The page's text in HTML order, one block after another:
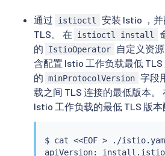
通过 istioctl
安装 Istio ，
TLS。 在
istioctl install
的
IstioOperator
自定义资
含配置 Istio 工作负载最低 TLS
的 minProtocolVersion 字段
载之间 TLS 连接的最低版本。
Istio 工作负载的最低 TLS 版本
$ cat <<EOF > ./
apiVersion: